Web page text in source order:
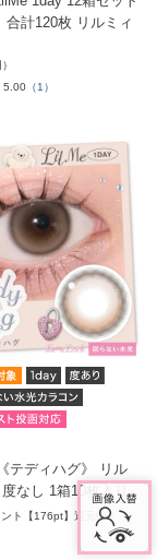
合計120枚 リルミィ
5.00 （1）
テディハグ》 リル
なし 1箱10枚入り
ト【176pt】還元中！